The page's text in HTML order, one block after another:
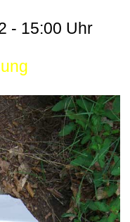
- 15:00 Uhr